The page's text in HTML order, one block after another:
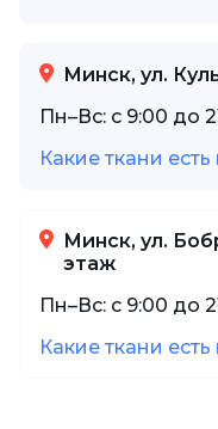
Минск, ул.
Пн–Вс: с 9:00 до
Какие ткани есть
Минск, ул.
этаж
Пн–Вс: с 9:00 до
Какие ткани